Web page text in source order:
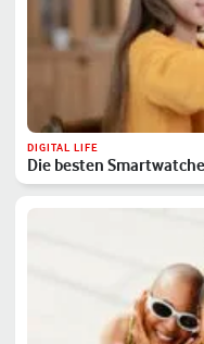
DIGITAL LIFE
Die besten